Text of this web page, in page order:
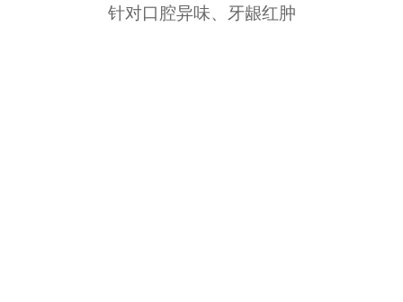
针对口腔异味、牙龈红肿